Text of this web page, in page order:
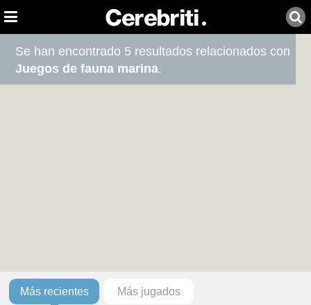
Se han encontrado 5 resultados relacionados con
Juegos de fauna marina.
Más recientes Más jugados